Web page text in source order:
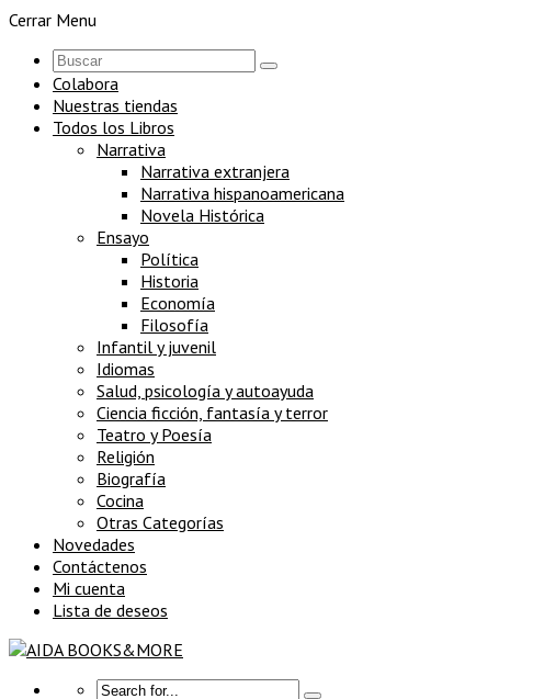
Cerrar Menu
Colabora
Nuestras tiendas
Todos los Libros
Narrativa
Narrativa extranjera
Narrativa hispanoamericana
Novela Histórica
Ensayo
Política
Historia
Economía
Filosofía
Infantil y juvenil
Idiomas
Salud, psicología y autoayuda
Ciencia ficción, fantasía y terror
Teatro y Poesía
Religión
Biografía
Cocina
Otras Categorías
Novedades
Contáctenos
Mi cuenta
Lista de deseos